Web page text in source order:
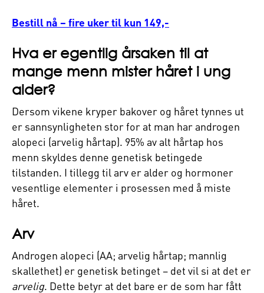
Bestill nå – fire uker til kun 149,-
Hva er egentlig årsaken til at
mange menn mister håret i ung
alder?
Dersom vikene kryper bakover og håret tynnes ut
er sannsynligheten stor for at man har androgen
alopeci (arvelig hårtap). 95% av alt hårtap hos
menn skyldes denne genetisk betingede
tilstanden. I tillegg til arv er alder og hormoner
vesentlige elementer i prosessen med å miste
håret.
Arv
Androgen alopeci (AA; arvelig hårtap; mannlig
skallethet) er genetisk betinget – det vil si at det er
arvelig. Dette betyr at det bare er de som har fått